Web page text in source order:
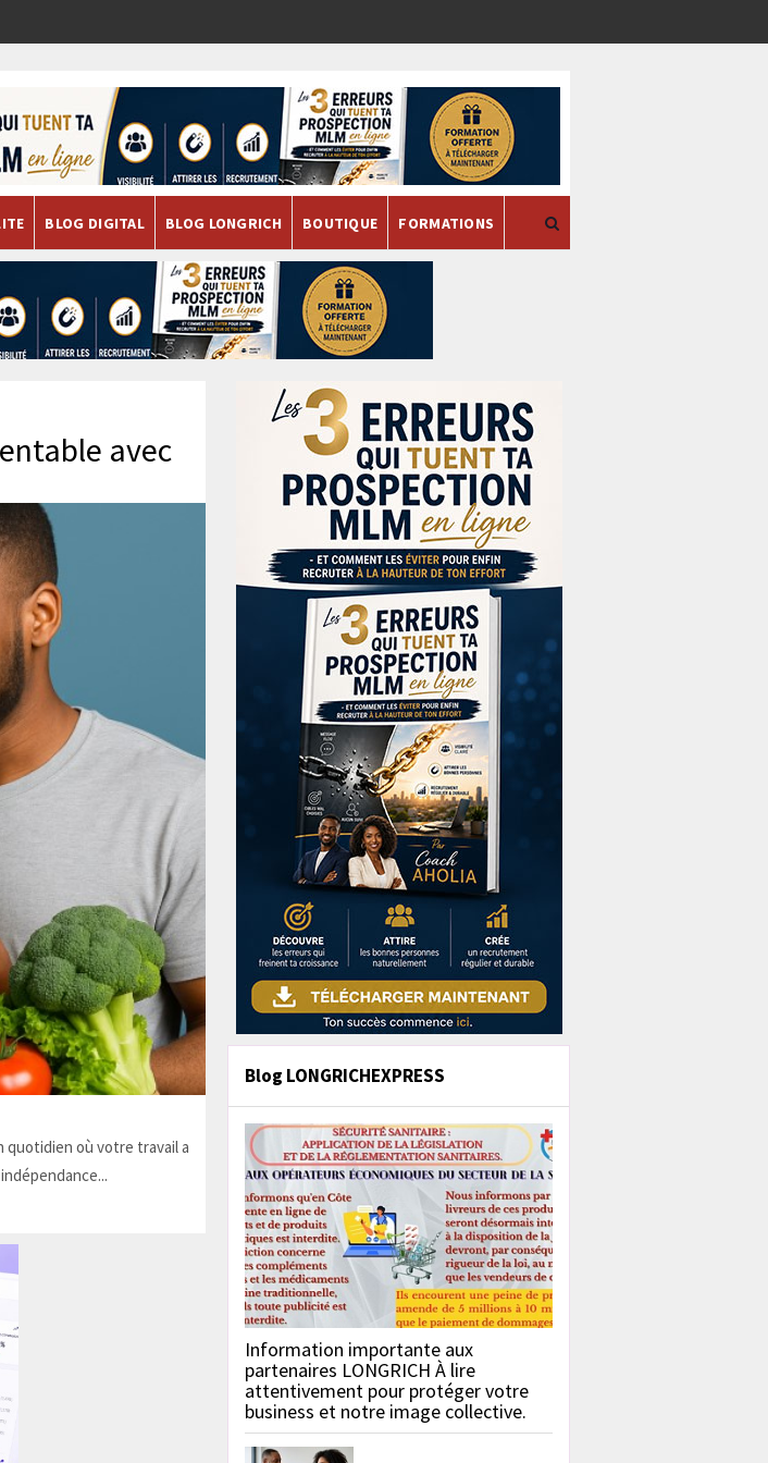
BLOG DIGITAL BLOG LONGRICH BOUTIQUE FORMATIONS
avec
quotidien où votre travail a
Blog LONGRICHEXPRESS
Information importante aux
partenaires LONGRICH À lire
attentivement pour protéger votre
business et notre image collective.